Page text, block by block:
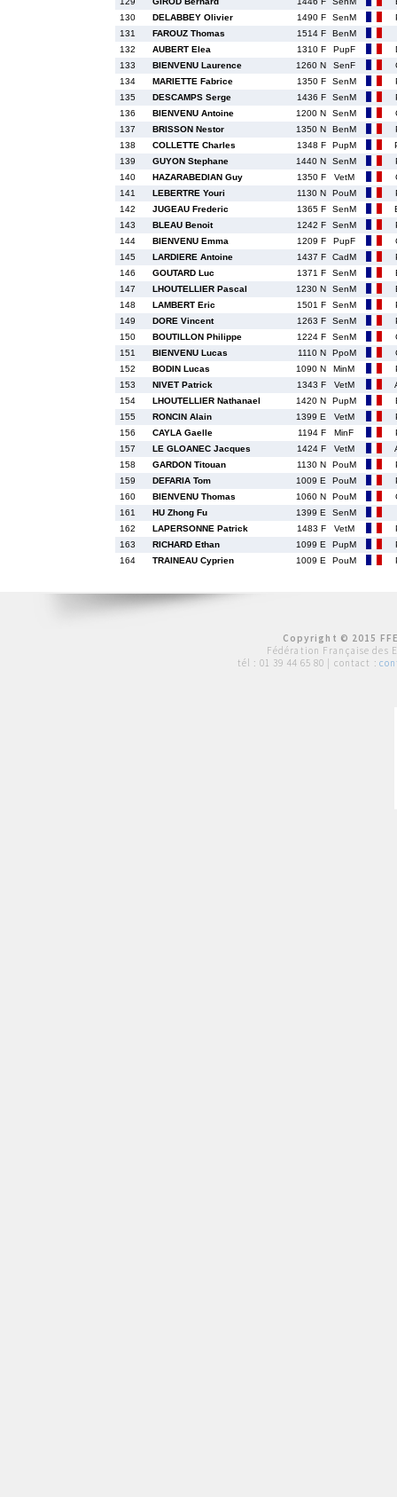
130
DELABBEY Olivier 1490 F SenM
131
FAROUZ Thomas 1514 F
BenM
132
AUBERT Elea 1310 F PupF
133
BIENVENU Laurence 1260 N SenF
134
MARIETTE Fabrice 1350 F SenM
135
DESCAMPS Serge 1436 F SenM
136
BIENVENU Antoine 1200 N SenM
137
BRISSON Nestor 1350 N BenM
138
COLLETTE Charles 1348 F PupM
139
GUYON Stephane 1440 N SenM
140
HAZARABEDIAN Guy 1350 F VetM
141
LEBERTRE Youri 1130 N PouM
142
JUGEAU Frederic 1365 F SenM
143
BLEAU Benoit 1242 F SenM
144
BIENVENU Emma 1209 F PupF
145
LARDIERE Antoine 1437 F CadM
146
GOUTARD Luc 1371 F SenM
147
LHOUTELLIER Pascal 1230 N SenM
148
LAMBERT Eric 1501 F SenM
149
DORE Vincent 1263 F SenM
150
BOUTILLON Philippe 1224 F SenM
151
BIENVENU Lucas 1110 N PpoM
152
BODIN Lucas 1090 N MinM
153
NIVET Patrick 1343 F VetM
154
LHOUTELLIER Nathanael 1420 N PupM
155
RONCIN Alain 1399 E VetM
156
CAYLA Gaelle 1194 F MinF
157
LE GLOANEC Jacques 1424 F VetM
158
GARDON Titouan 1130 N PouM
159
DEFARIA Tom 1009 E PouM
160
BIENVENU Thomas 1060 N PouM
161
HU Zhong Fu 1399 E
SenM
162
LAPERSONNE Patrick 1483 F VetM
163
RICHARD Ethan 1099 E PupM
164
TRAINEAU Cyprien 1009 E PouM
Copyright © 2015
Fédération Française des
tél : 01 39 44 65 80 | contact :